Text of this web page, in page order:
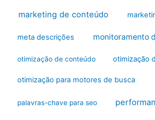
marketing de conteúdo
meta descrições monitoramento
otimização de conteúdo otimização
otimização para motores de busca
palavras-chave para seo